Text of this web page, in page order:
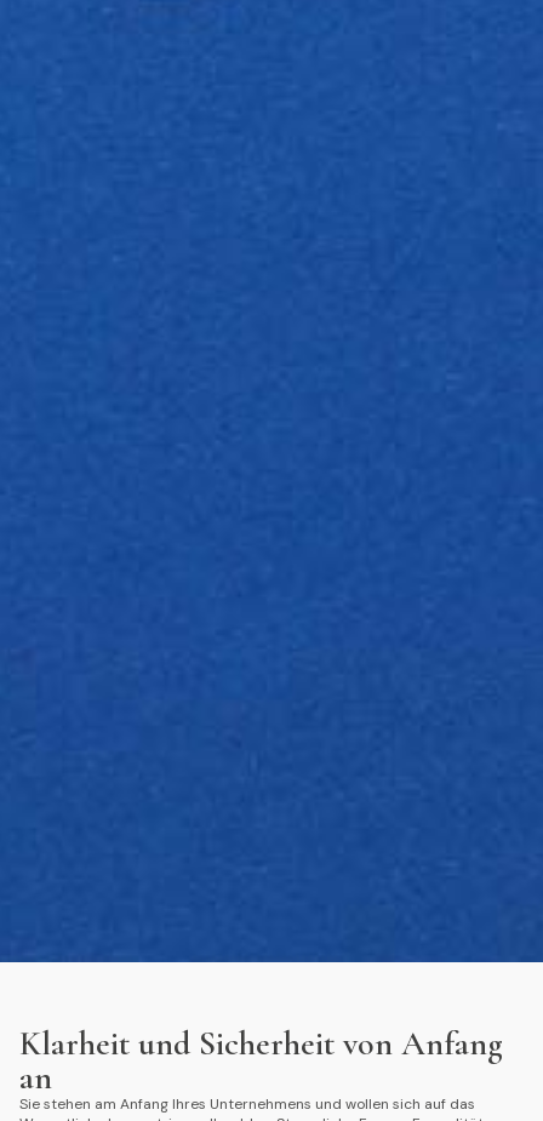
Klarheit und Sicherheit von Anfang
an
Sie stehen am Anfang Ihres Unternehmens und wollen sich auf das